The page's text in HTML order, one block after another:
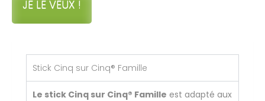
JE LE VEUX !
Stick Cinq sur Cinq® Famille
Le stick Cinq sur Cinq® Famille est adapté aux